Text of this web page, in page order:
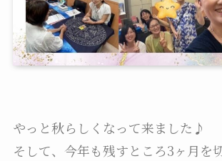
やっと秋らしくなって来ました♪
そして、今年も残すところ3ヶ月を